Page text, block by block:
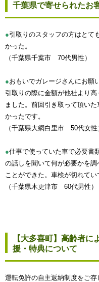
千葉県で寄せられたお
●引取りのスタッフの方はとて
かった。
（千葉県千葉市 70代男性）
●おもいでガレージさんにお願
引取りの際に金額が他社より
ました。前回引き取って頂い
かったです。
（千葉県大網白里市 50代女性
●仕事で使っていた車で必要書
の話しを聞いて何が必要かを
ことができた。車検が切れて
（千葉県木更津市 60代男性）
【大多喜町】高齢者
援・特典について
運転免許の自主返納制度をご